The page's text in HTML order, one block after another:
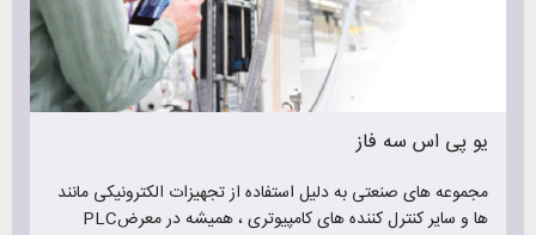
البته در کنار فروش یو پی اس، رایانیکس در زمینه فروش باتری یو
پی اس نیز فعالیت دارد و شما میتوانید برای خرید یو پی اس و
باتری یو پی اس به ما مراجعه کنید.
مزایای ویژه خرید یو پی اس و باتری یو پی اس از رایانیکس :
خدمات پس از فروش عالی
یو پی اس سه فاز
مجموعه های صنعتی به دلیل استفاده از تجهیزات الکترونیکی مانند
PLCها و سایر کنترل کننده های کامپیوتری ، همیشه در معرض